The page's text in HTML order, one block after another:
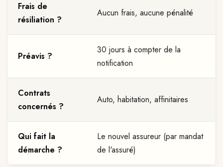
Frais de
résiliation ?
Aucun frais, aucune pénalité
Préavis ?
30 jours à compter de la
notification
Contrats
concernés ?
Auto, habitation, affinitaires
Qui fait la
démarche ?
Le nouvel assureur (par mandat
de l'assuré)